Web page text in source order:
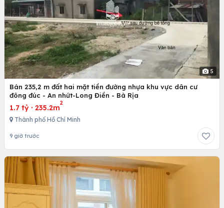
5
Bán 235,2 m đất hai mặt tiền đường nhựa khu vực dân cư
đông đúc - An nhứt-Long Điền - Bà Rịa
1.7 tỷ · 235.2m
2
Thành phố Hồ Chí Minh
9 giờ trước